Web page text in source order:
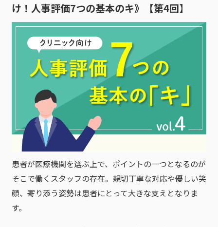
け！人事評価7つの基本のキ》【第4回】
患者が医療機関を選ぶ上で、ポイントの一つとなるのが
そこで働くスタッフの存在。親切丁寧な対応や優しい笑
顔、寄り添う姿勢は患者にとって大きな支えとなりま
す。